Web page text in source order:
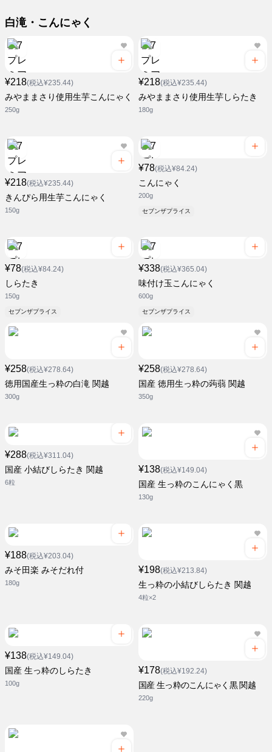
白滝・こんにゃく
¥218(税込¥235.44)
みやままさり使用生芋こんにゃく
250g
¥218(税込¥235.44)
みやままさり使用生芋しらたき
180g
¥218(税込¥235.44)
きんぴら用生芋こんにゃく
150g
¥78(税込¥84.24)
こんにゃく
200g
セブンザプライス
¥78(税込¥84.24)
しらたき
150g
セブンザプライス
¥338(税込¥365.04)
味付け玉こんにゃく
600g
セブンザプライス
¥258(税込¥278.64)
徳用国産生っ粋の白滝 関越
300g
¥258(税込¥278.64)
国産 徳用生っ粋の蒟蒻 関越
350g
¥288(税込¥311.04)
国産 小結びしらたき 関越
6粒
¥138(税込¥149.04)
国産 生っ粋のこんにゃく黒
130g
¥188(税込¥203.04)
みそ田楽 みそだれ付
180g
¥198(税込¥213.84)
生っ粋の小結びしらたき 関越
4粒×2
¥138(税込¥149.04)
国産 生っ粋のしらたき
100g
¥178(税込¥192.24)
国産 生っ粋のこんにゃく黒 関越
220g